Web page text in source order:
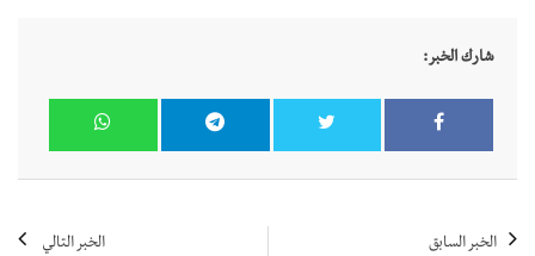
شارك الخبر:
الخبر السابق الخبر التالي